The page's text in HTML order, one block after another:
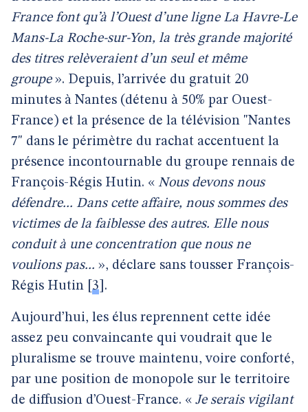
France font qu’à l’Ouest d’une ligne La Havre-Le
Mans-La Roche-sur-Yon, la très grande majorité
des titres relèveraient d’un seul et même
groupe». Depuis, l’arrivée du gratuit 20
minutes à Nantes (détenu à 50% par Ouest-
France) et la présence de la télévision "Nantes
7" dans le périmètre du rachat accentuent la
présence incontournable du groupe rennais de
François-Régis Hutin. « Nous devons nous
défendre... Dans cette affaire, nous sommes des
victimes de la faiblesse des autres. Elle nous
conduit à une concentration que nous ne
voulions pas... », déclare sans tousser François-
Régis Hutin 3 .
Aujourd’hui, les élus reprennent cette idée
assez peu convaincante qui voudrait que le
pluralisme se trouve maintenu, voire conforté,
par une position de monopole sur le territoire
de diffusion d’Ouest-France. « Je serais vigilant